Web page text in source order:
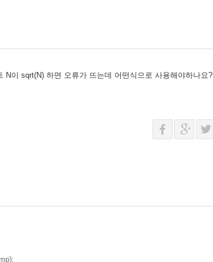
이 sqrt(N) 하면 오류가 뜨는데 어떤식으로 사용해야하나요?